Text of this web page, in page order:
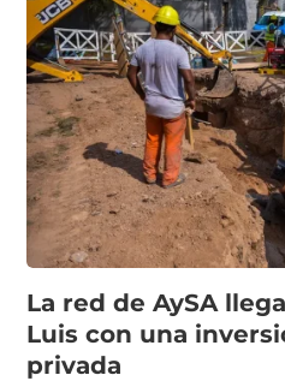
La red de AySA
Luis con una
privada